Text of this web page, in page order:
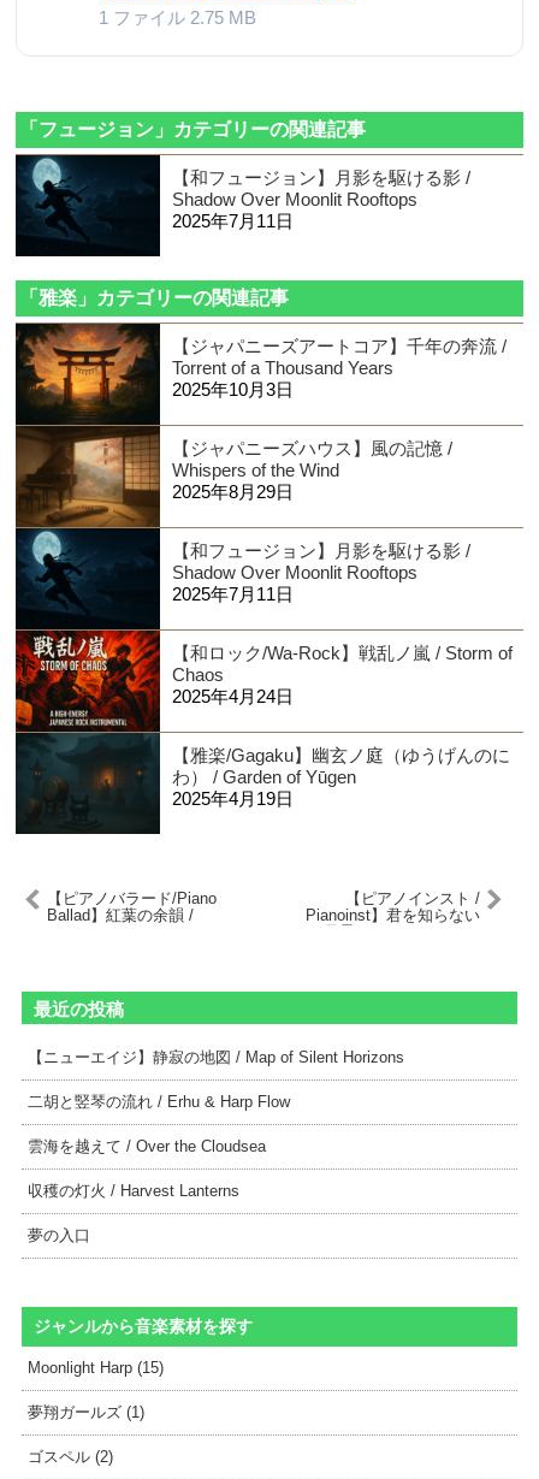
1 ファイル 2.75 MB
「フュージョン」カテゴリーの関連記事
【和フュージョン】月影を駆ける影 /
Shadow Over Moonlit Rooftops
2025年7月11日
「雅楽」カテゴリーの関連記事
【ジャパニーズアートコア】千年の奔流 /
Torrent of a Thousand Years
2025年10月3日
【ジャパニーズハウス】風の記憶 /
Whispers of the Wind
2025年8月29日
【和フュージョン】月影を駆ける影 /
Shadow Over Moonlit Rooftops
2025年7月11日
【和ロック/Wa-Rock】戦乱ノ嵐 / Storm of
Chaos
2025年4月24日
【雅楽/Gagaku】幽玄ノ庭（ゆうげんのに
わ） / Garden of Yūgen
2025年4月19日
【ピアノバラード/Piano
Ballad】紅葉の余韻 /
【ピアノインスト /
Pianoinst】君を知らない
風景 / Scenes Without
最近の投稿
【ニューエイジ】静寂の地図 / Map of Silent Horizons
二胡と竪琴の流れ / Erhu & Harp Flow
雲海を越えて / Over the Cloudsea
収穫の灯火 / Harvest Lanterns
夢の入口
ジャンルから音楽素材を探す
Moonlight Harp (15)
夢翔ガールズ (1)
ゴスペル (2)